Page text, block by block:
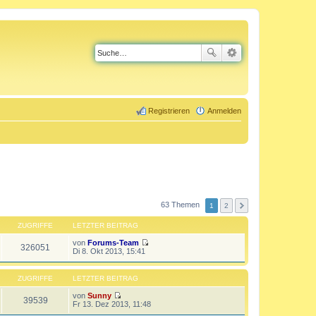
Anmelden
Registrieren
63 Themen 1 2
ZUGRIFFE LETZTER BEITRAG
326051 von Forums-Team
u
e
r
Di 8. Okt 2013, 15:41
ZUGRIFFE LETZTER BEITRAG
39539 von Sunny
N
Fr 13. Dez 2013, 11:48